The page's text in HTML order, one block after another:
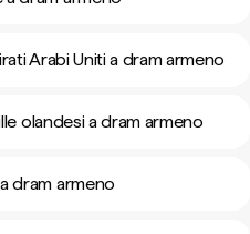
Arabi Uniti a dram armeno
olandesi a dram armeno
dram armeno